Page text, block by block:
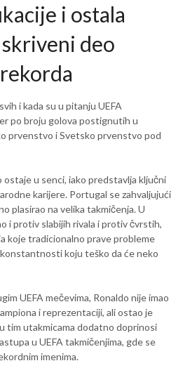
i ostala
deo
i kada su u pitanju UEFA
po broju golova postignutih u
prvenstvo i Svetsko prvenstvo pod
u senci, iako predstavlja ključni
karijere. Portugal se zahvaljujući
plasirao na velika takmičenja. U
i protiv slabijih rivala i protiv čvrstih,
koje tradicionalno prave probleme
koju teško da će neko
UEFA mečevima, Ronaldo nije imao
i reprezentaciji, ali ostao je
tim utakmicama dodatno doprinosi
u UEFA takmičenjima, gde se
imenima.